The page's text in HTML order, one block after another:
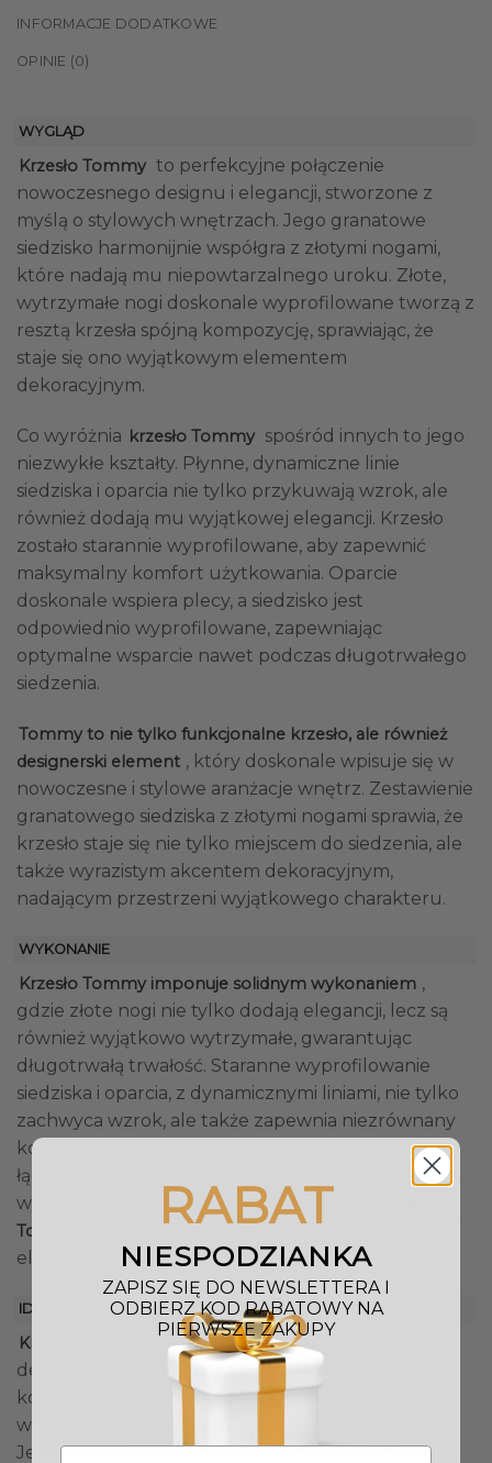
INFORMACJE DODATKOWE
OPINIE (0)
WYGLĄD
Krzesło Tommy to perfekcyjne połączenie
nowoczesnego designu i elegancji, stworzone z
myślą o stylowych wnętrzach. Jego granatowe
siedzisko harmonijnie współgra z złotymi nogami,
które nadają mu niepowtarzalnego uroku. Złote,
wytrzymałe nogi doskonale wyprofilowane tworzą z
resztą krzesła spójną kompozycję, sprawiając, że
staje się ono wyjątkowym elementem
dekoracyjnym.
Co wyróżnia krzesło Tommy spośród innych to jego
niezwykłe kształty. Płynne, dynamiczne linie
siedziska i oparcia nie tylko przykuwają wzrok, ale
również dodają mu wyjątkowej elegancji. Krzesło
zostało starannie wyprofilowane, aby zapewnić
maksymalny komfort użytkowania. Oparcie
doskonale wspiera plecy, a siedzisko jest
odpowiednio wyprofilowane, zapewniając
optymalne wsparcie nawet podczas długotrwałego
siedzenia.
Tommy to nie tylko funkcjonalne krzesło, ale również
designerski element , który doskonale wpisuje się w
nowoczesne i stylowe aranżacje wnętrz. Zestawienie
granatowego siedziska z złotymi nogami sprawia, że
krzesło staje się nie tylko miejscem do siedzenia, ale
także wyrazistym akcentem dekoracyjnym,
nadającym przestrzeni wyjątkowego charakteru.
WYKONANIE
Krzesło Tommy imponuje solidnym wykonaniem ,
gdzie złote nogi nie tylko dodają elegancji, lecz są
również wyjątkowo wytrzymałe, gwarantując
długotrwałą trwałość. Staranne wyprofilowanie
siedziska i oparcia, z dynamicznymi liniami, nie tylko
zachwyca wzrok, ale także zapewnia niezrównany
komfort użytkowania. Detale, takie jak precyzyjne
łączenia i doskonałe wykończenie, podkreślają
wysoką jakość wykonania, sprawiając, że
Tommy
to nie tylko mebel, ale również wyjątkowy
element designerski.
IDEALNY DO WNĘTRZ
Krzesło Tommy
, dzięki swojemu nowoczesnemu
designowi i eleganckim złotym nogom, idealnie
komponuje się z nowoczesnymi, designerskimi
wnętrzami, dodając im wyjątkowego charakteru.
Jego harmonijne proporcje i niezwykłe kształty
RABAT
NIESPODZIANKA
ZAPISZ SIĘ DO NEWSLETTERA I
ODBIERZ KOD RABATOWY NA
PIERWSZE ZAKUPY